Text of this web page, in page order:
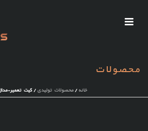
محصولات
خانه /محصولات تولیدی / کیت تعمیر-